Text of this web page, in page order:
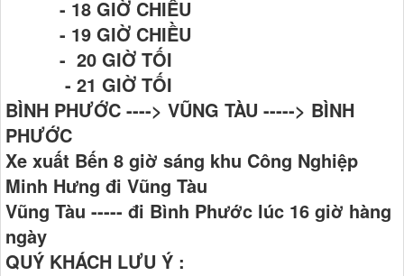
- 18 GIỜ CHIÊU
- 19 GIỜ CHIỀU
- 20 GIỜ TỐI
- 21 GIỜ TỐI
BÌNH PHƯỚC ----> VŨNG TÀU -----> BÌNH
PHƯỚC
Xe xuất Bến 8 giờ sáng khu Công Nghiệp
Minh Hưng đi Vũng Tàu
Vũng Tàu ----- đi Bình Phước lúc 16 giờ hàng
ngày
QUÝ KHÁCH LƯU Ý :